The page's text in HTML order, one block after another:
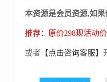
本资源是会员资源,如果
推荐：原价298现活动
或者 【点击咨询客服】